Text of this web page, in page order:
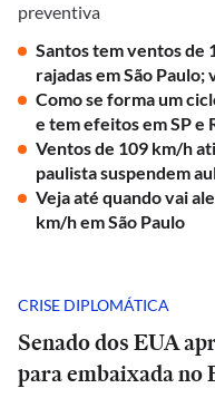
preventiva
Santos tem ventos de
rajadas em São Paulo;
Como se forma um
e tem efeitos em SP e
Ventos de 109 km/h
paulista suspendem
Veja até quando vai
km/h em São Paulo
CRISE DIPLOMÁTICA
Senado dos EUA
para embaixada no